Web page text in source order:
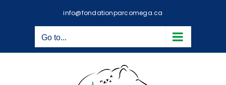
info@fondationparcomega.ca
Go to...